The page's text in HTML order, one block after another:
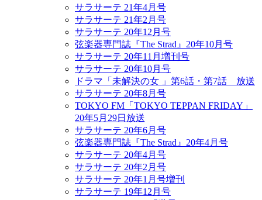
サラサーテ 21年4月号
サラサーテ 21年2月号
サラサーテ 20年12月号
弦楽器専門誌『The Strad』20年10月号
サラサーテ 20年11月増刊号
サラサーテ 20年10月号
ドラマ「未解決の女 」第6話・第7話 放送
サラサーテ 20年8月号
TOKYO FM「TOKYO TEPPAN FRIDAY」
20年5月29日放送
サラサーテ 20年6月号
弦楽器専門誌『The Strad』20年4月号
サラサーテ 20年4月号
サラサーテ 20年2月号
サラサーテ 20年1月号増刊
サラサーテ 19年12月号